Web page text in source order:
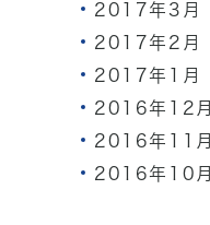
2017年3月
2017年2月
2017年1月
2016年12月
2016年11月
2016年10月